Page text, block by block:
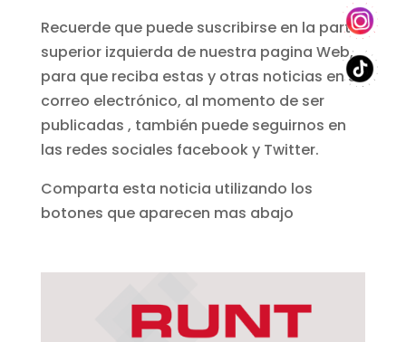
Recuerde que puede suscribirse en la parte
superior izquierda de nuestra pagina Web,
para que reciba estas y otras noticias en su
correo electrónico, al momento de ser
publicadas , también puede seguirnos en
las redes sociales facebook y Twitter.
Comparta esta noticia utilizando los
botones que aparecen mas abajo